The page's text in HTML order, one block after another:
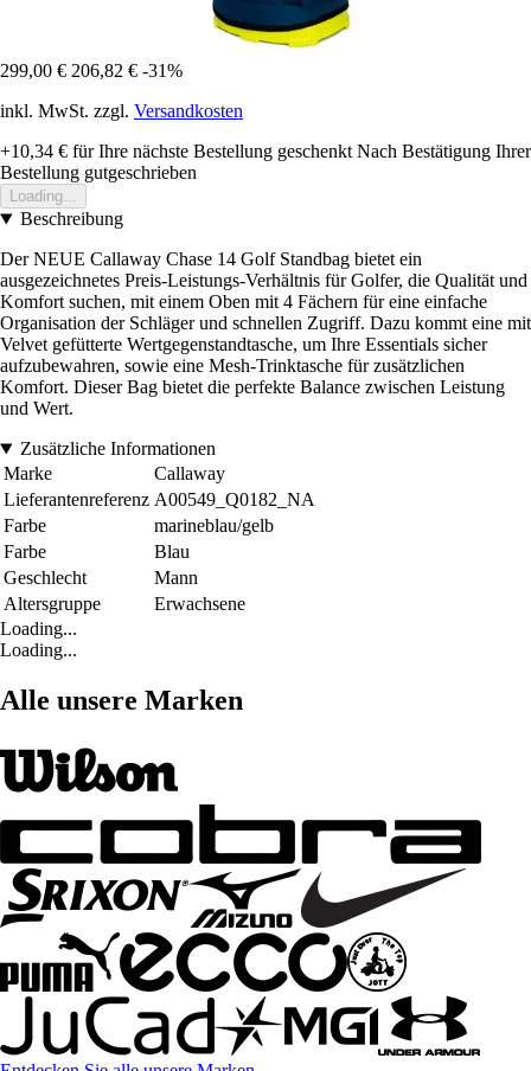
299,00 € 206,82 € -31%
inkl. MwSt. zzgl. Versandkosten
+10,34 € für Ihre nächste Bestellung geschenkt Nach Bestätigung Ihrer
Bestellung gutgeschrieben
Loading...
Beschreibung
Der NEUE Callaway Chase 14 Golf Standbag bietet ein
ausgezeichnetes Preis-Leistungs-Verhältnis für Golfer, die Qualität und
Komfort suchen, mit einem Oben mit 4 Fächern für eine einfache
Organisation der Schläger und schnellen Zugriff. Dazu kommt eine mit
Velvet gefütterte Wertgegenstandtasche, um Ihre Essentials sicher
aufzubewahren, sowie eine Mesh-Trinktasche für zusätzlichen
Komfort. Dieser Bag bietet die perfekte Balance zwischen Leistung
und Wert.
Zusätzliche Informationen
Marke
Callaway
Lieferantenreferenz A00549_Q0182_NA
Farbe
marineblau/gelb
Farbe
Blau
Geschlecht
Mann
Altersgruppe
Erwachsene
Loading...
Loading...
Alle unsere Marken